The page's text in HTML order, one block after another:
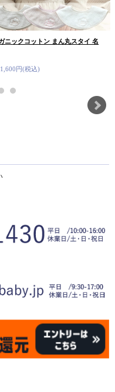
ニックコットン まん丸スタイ 名
円(税込)